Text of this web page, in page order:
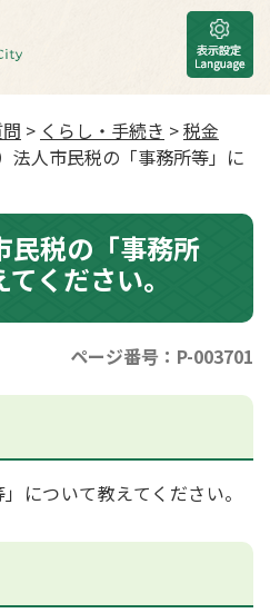
> くらし・手続き >税金
法人市民税の「事務所等」に
民税の「事務所
ください。
ページ番号：P-003701
について教えてください。